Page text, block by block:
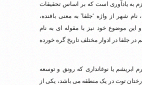
به یادآوری است که بر اساس تحقیقات
نام شهر از واژه ‘جلفا’ به معنی بافنده،
موضوع خود نیز با مقوله ای به نام
جلفا در ادوار مختلف تاریخ گره خورده
ابریشم یا نوغانداری که رونق و توسعه
توت در یک منطقه می باشد، یکی از